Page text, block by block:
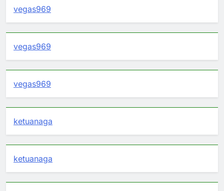
vegas969
vegas969
vegas969
ketuanaga
ketuanaga